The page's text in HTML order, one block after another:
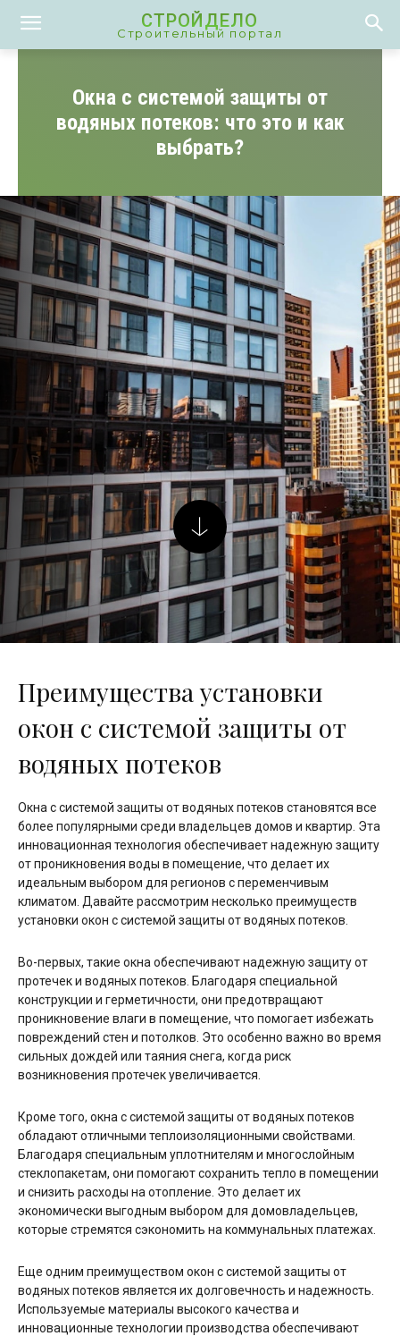
СТРОЙДЕЛО
Строительный портал
Окна с системой защиты от
водяных потеков: что это и как
выбрать?
Преимущества установки
окон с системой защиты от
водяных потеков
Окна с системой защиты от водяных потеков становятся все
более популярными среди владельцев домов и квартир. Эта
инновационная технология обеспечивает надежную защиту
от проникновения воды в помещение, что делает их
идеальным выбором для регионов с переменчивым
климатом. Давайте рассмотрим несколько преимуществ
установки окон с системой защиты от водяных потеков.
Во-первых, такие окна обеспечивают надежную защиту от
протечек и водяных потеков. Благодаря специальной
конструкции и герметичности, они предотвращают
проникновение влаги в помещение, что помогает избежать
повреждений стен и потолков. Это особенно важно во время
сильных дождей или таяния снега, когда риск
возникновения протечек увеличивается.
Кроме того, окна с системой защиты от водяных потеков
обладают отличными теплоизоляционными свойствами.
Благодаря специальным уплотнителям и многослойным
стеклопакетам, они помогают сохранить тепло в помещении
и снизить расходы на отопление. Это делает их
экономически выгодным выбором для домовладельцев,
которые стремятся сэкономить на коммунальных платежах.
Еще одним преимуществом окон с системой защиты от
водяных потеков является их долговечность и надежность.
Используемые материалы высокого качества и
инновационные технологии производства обеспечивают